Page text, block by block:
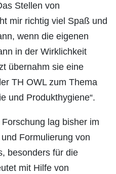
Stellen von
mir richtig viel Spaß und
wenn die eigenen
in der Wirklichkeit
übernahm sie eine
TH OWL zum Thema
und Produkthygiene“.
lag bisher im
Formulierung von
besonders für die
mit Hilfe von